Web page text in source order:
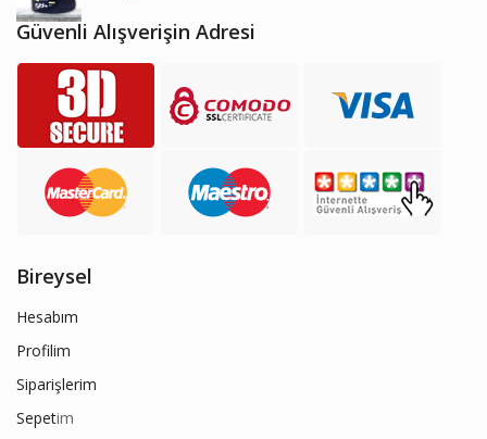
Güvenli Alışverişin Adresi
Bireysel
Hesabım
Profilim
Siparişlerim
Sepetim